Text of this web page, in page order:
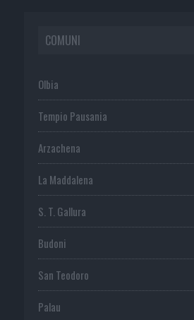
COMUNI
Olbia
Tempio Pausania
Arzachena
La Maddalena
S. T. Gallura
Budoni
San Teodoro
Palau